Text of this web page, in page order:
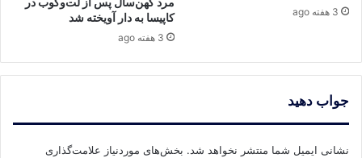
3 هفته ago
مرد کهن‌سال پس از لت‌وکوب در
کاپیسا به دار آویخته شد
3 هفته ago
جواب دهید
نشانی ایمیل شما منتشر نخواهد شد. بخش‌های موردنیاز علامت‌گذاری